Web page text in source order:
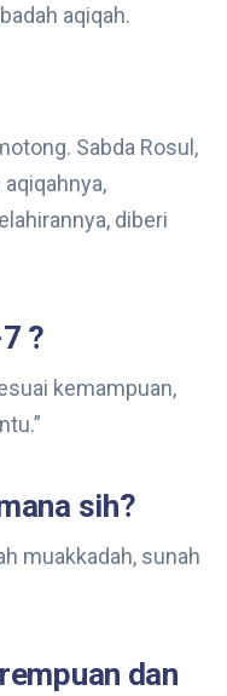
aqiqah.
Sabda Rosul,
aqiqahnya,
diberi
?
kemampuan,
sih?
muakkadah, sunah
dan